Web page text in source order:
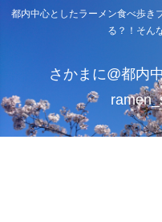
都内中心としたラーメン食べ歩き
る？！そん
さかまに@都内